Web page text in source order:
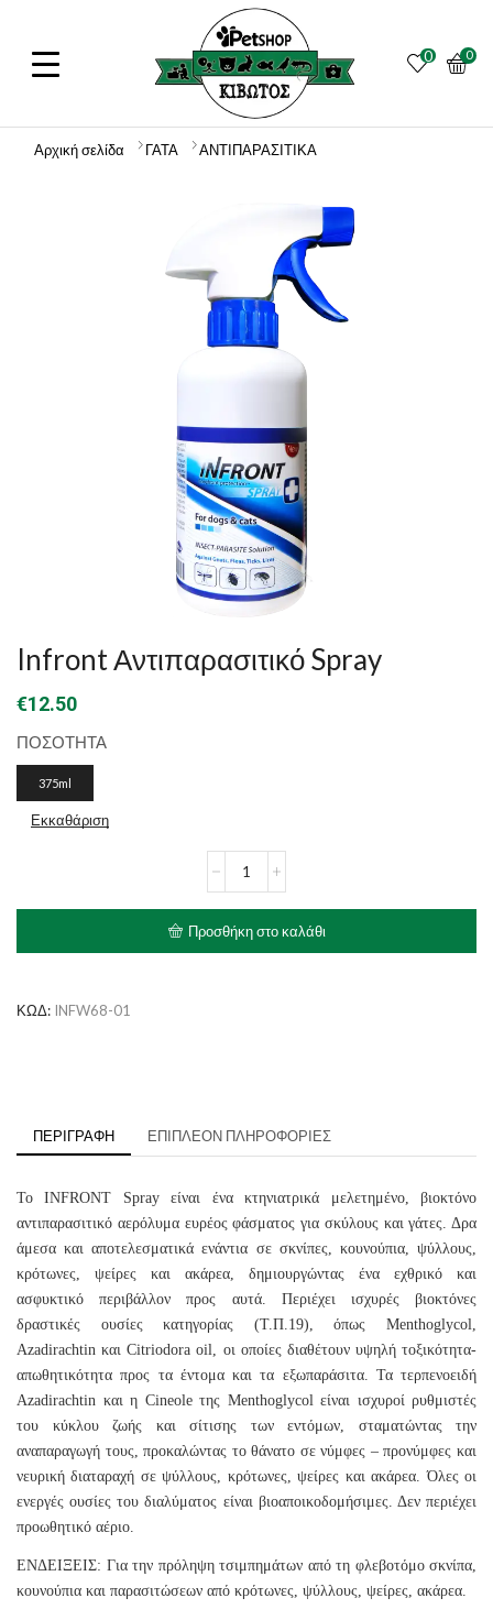
0 0
Αρχική σελίδα ΓΑΤΑ ΑΝΤΙΠΑΡΑΣΙΤΙΚΑ
Infront Αντιπαρασιτικό Spray
€12.50
ΠΟΣΟΤΗΤΑ
375ml
Εκκαθάριση
Αντιπαρασιτικό
Προσθήκη στο καλάθι
ΚΩΔ: INFW68-01
ΠΕΡΙΓΡΑΦΉ ΕΠΙΠΛΈΟΝ ΠΛΗΡΟΦΟΡΊΕΣ
To INFRONT Spray είναι ένα κτηνιατρικά μελετημένο, βιοκτόνο
αντιπαρασιτικό αερόλυμα ευρέος φάσματος για σκύλους και γάτες. Δρα
άμεσα και αποτελεσματικά ενάντια σε σκνίπες, κουνούπια, ψύλλους,
κρότωνες, ψείρες και ακάρεα, δημιουργώντας ένα εχθρικό και
ασφυκτικό περιβάλλον προς αυτά. Περιέχει ισχυρές βιοκτόνες
δραστικές ουσίες κατηγορίας (Τ.Π.19), όπως Menthoglycol,
Azadirachtin και Citriodora oil, οι οποίες διαθέτουν υψηλή τοξικότητα-
απωθητικότητα προς τα έντομα και τα εξωπαράσιτα. Τα τερπενοειδή
Azadirachtin και η Cineole της Menthoglycol είναι ισχυροί ρυθμιστές
του κύκλου ζωής και σίτισης των εντόμων, σταματώντας την
αναπαραγωγή τους, προκαλώντας το θάνατο σε νύμφες – προνύμφες και
νευρική διαταραχή σε ψύλλους, κρότωνες, ψείρες και ακάρεα. Όλες οι
ενεργές ουσίες του διαλύματος είναι βιοαποικοδομήσιμες. Δεν περιέχει
προωθητικό αέριο.
ΕΝΔΕΙΞΕΙΣ: Για την πρόληψη τσιμπημάτων από τη φλεβοτόμο σκνίπα,
κουνούπια και παρασιτώσεων από κρότωνες, ψύλλους, ψείρες, ακάρεα.